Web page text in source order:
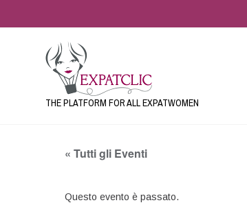
THE PLATFORM FOR ALL EXPATWOMEN
« Tutti gli Eventi
Questo evento è passato.